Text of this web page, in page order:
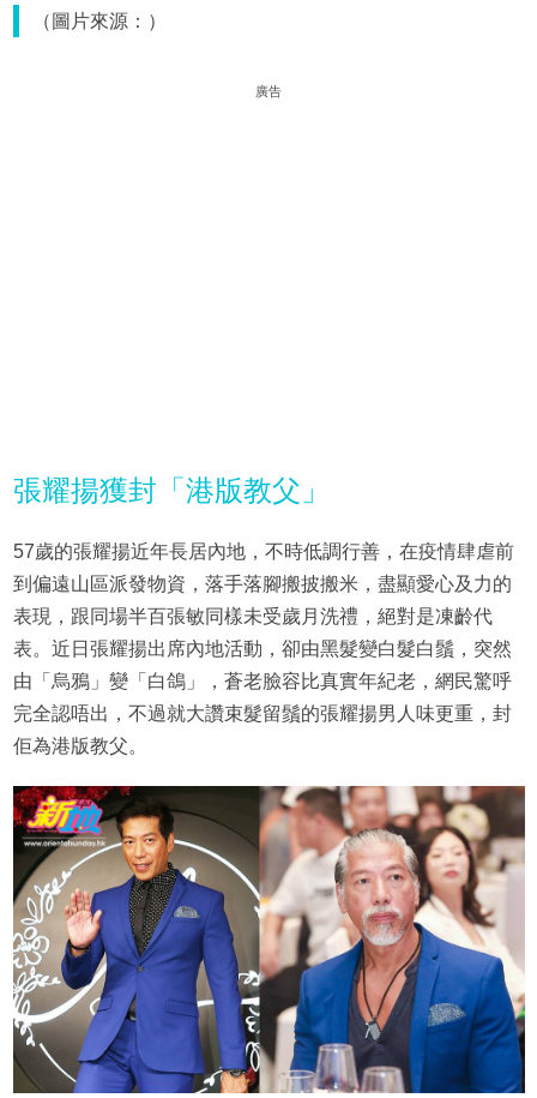
（圖片來源：）
廣告
張耀揚獲封「港版教父」
57歲的張耀揚近年長居內地，不時低調行善，在疫情肆虐前
到偏遠山區派發物資，落手落腳搬披搬米，盡顯愛心及力的
表現，跟同場半百張敏同樣未受歲月洗禮，絕對是凍齡代
表。近日張耀揚出席內地活動，卻由黑髮變白髮白鬚，突然
由「烏鴉」變「白鴿」，蒼老臉容比真實年紀老，網民驚呼
完全認唔出，不過就大讚束髮留鬚的張耀揚男人味更重，封
佢為港版教父。